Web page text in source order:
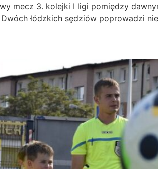
mecz 3. kolejki I ligi pomiędzy
łódzkich sędziów poprowadzi